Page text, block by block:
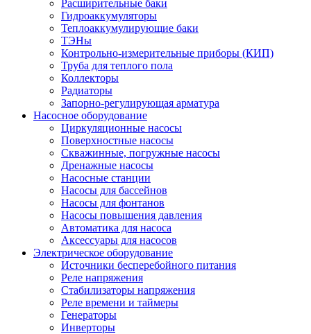
Расширительные баки
Гидроаккумуляторы
Теплоаккумулирующие баки
ТЭНы
Контрольно-измерительные приборы (КИП)
Труба для теплого пола
Коллекторы
Радиаторы
Запорно-регулирующая арматура
Насосное оборудование
Циркуляционные насосы
Поверхностные насосы
Скважинные, погружные насосы
Дренажные насосы
Насосные станции
Насосы для бассейнов
Насосы для фонтанов
Насосы повышения давления
Автоматика для насоса
Аксессуары для насосов
Электрическое оборудование
Источники бесперебойного питания
Реле напряжения
Стабилизаторы напряжения
Реле времени и таймеры
Генераторы
Инверторы